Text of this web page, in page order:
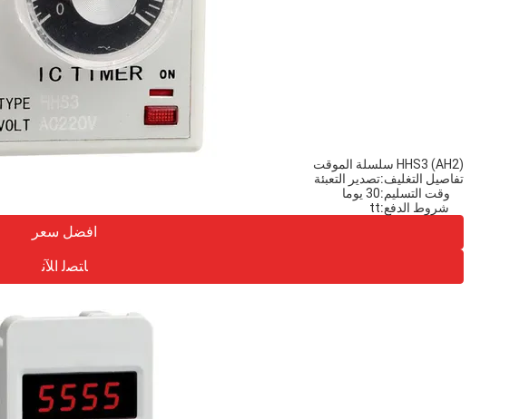
HHS3 (AH2) سلسلة الموقت
تفاصيل التغليف:تصدير التعبئة
وقت التسليم:30 يوما
شروط الدفع:tt
افضل سعر
ﺎﺘﺼﻟ ﺍﻶﻧ